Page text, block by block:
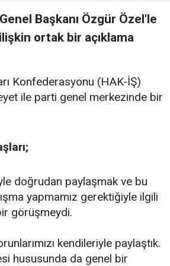
Başkanı Özgür Özel'le
ortak bir açıklama
Konfederasyonu (HAK-İŞ)
ile parti genel merkezinde bir
doğrudan paylaşmak ve bu
yapmamız gerektiğiyle ilgili
görüşmeydi.
kendileriyle paylaştık.
hususunda da genel bir